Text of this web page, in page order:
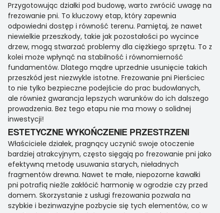
Przygotowując działki pod budowę, warto zwrócić uwagę na
frezowanie pni. To kluczowy etap, który zapewnia
odpowiedni dostęp i równość terenu. Pamiętaj, że nawet
niewielkie przeszkody, takie jak pozostałości po wycince
drzew, mogą stwarzać problemy dla ciężkiego sprzętu. To z
kolei może wpłynąć na stabilność i równomierność
fundamentów. Dlatego mądre uprzednie usunięcie takich
przeszkód jest niezwykle istotne. Frezowanie pni Pierściec
to nie tylko bezpieczne podejście do prac budowlanych,
ale również gwarancja lepszych warunków do ich dalszego
prowadzenia. Bez tego etapu nie ma mowy o solidnej
inwestycji!
ESTETYCZNE WYKOŃCZENIE PRZESTRZENI
Właściciele działek, pragnący uczynić swoje otoczenie
bardziej atrakcyjnym, często sięgają po frezowanie pni jako
efektywną metodę usuwania starych, nieładnych
fragmentów drewna. Nawet te małe, niepozorne kawałki
pni potrafią nieźle zakłócić harmonię w ogrodzie czy przed
domem. Skorzystanie z usługi frezowania pozwala na
szybkie i bezinwazyjne pozbycie się tych elementów, co w